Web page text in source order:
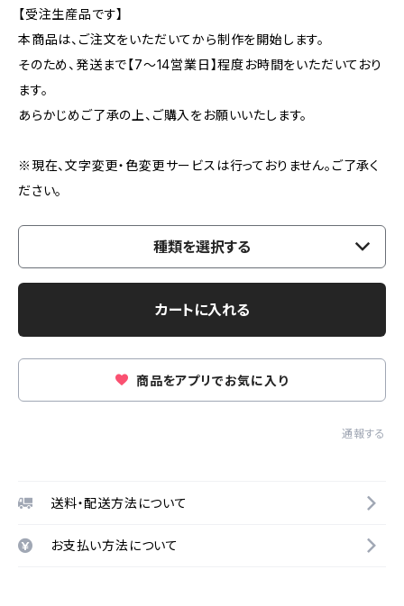
【受注生産品です】
本商品は、ご注文をいただいてから制作を開始します。
そのため、発送まで【7〜14営業日】程度お時間をいただいており
ます。
あらかじめご了承の上、ご購入をお願いいたします。
※現在、文字変更・色変更サービスは行っておりません。ご了承く
ださい。
種類を選択する
カートに入れる
商品をアプリでお気に入り
通報する
送料・配送方法について
お支払い方法について